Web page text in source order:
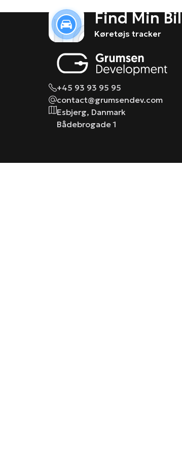
Find Min Bil
Køretøjs tracker
+45 93 93 95 95
contact@grumsendev.com
Esbjerg, Danmark
Bådebrogade 1